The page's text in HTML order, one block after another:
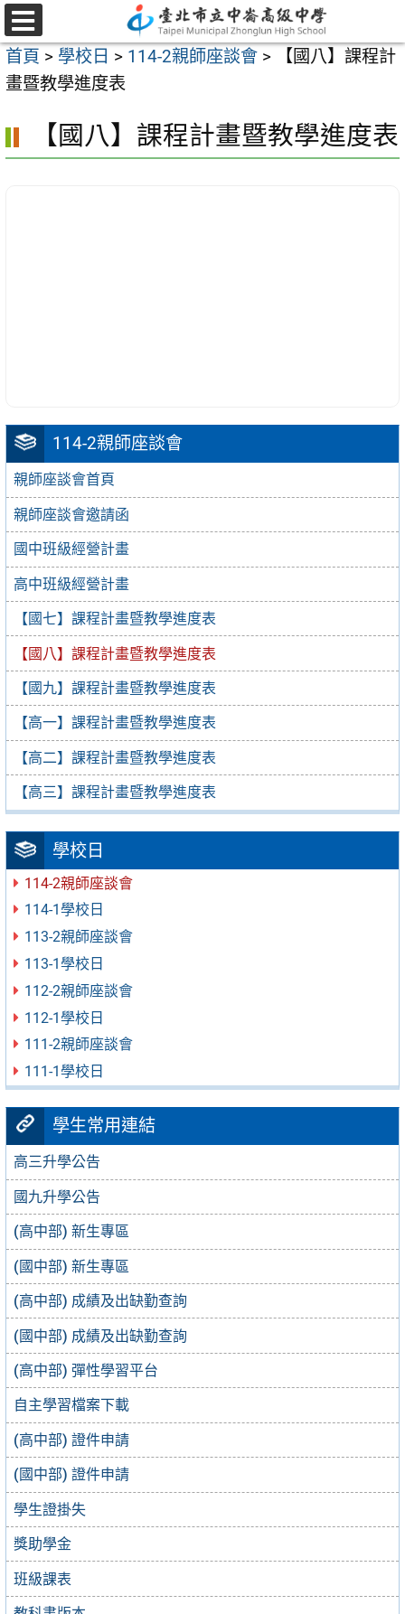
跳
至
主
要
容
選
單
首頁 > 學校日 > 114-2親師座談會 >
【國八】課程計
畫暨教學進度表
114-2親師座談會
親師座談會首頁
親師座談會邀請函
國中班級經營計畫
高中班級經營計畫
【國七】課程計畫暨教學進度表
【國八】課程計畫暨教學進度表
【國九】課程計畫暨教學進度表
【高一】課程計畫暨教學進度表
【高二】課程計畫暨教學進度表
【高三】課程計畫暨教學進度表
學校日
114-2親師座談會
114-1學校日
113-2親師座談會
113-1學校日
112-2親師座談會
112-1學校日
111-2親師座談會
111-1學校日
學生常用連結
高三升學公告
國九升學公告
(高中部) 新生專區
(國中部) 新生專區
(高中部) 成績及出缺勤查詢
(國中部) 成績及出缺勤查詢
(高中部) 彈性學習平台
自主學習檔案下載
(高中部) 證件申請
(國中部) 證件申請
學生證掛失
獎助學金
班級課表
【國八】課程計畫暨教學進度表